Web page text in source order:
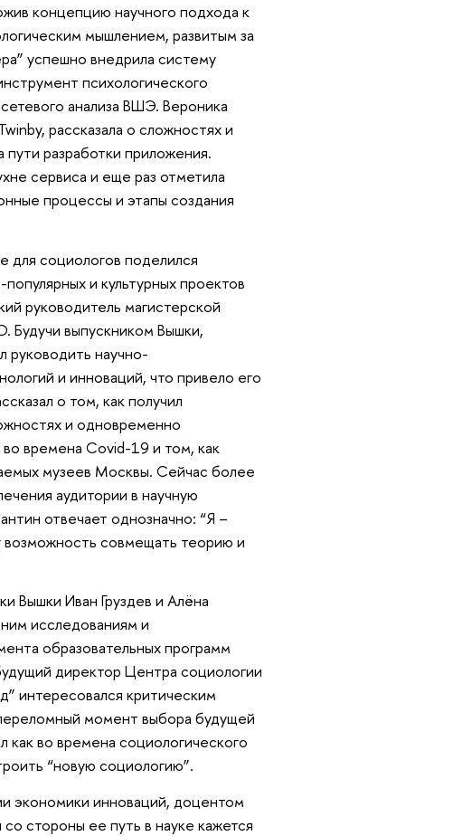
концепцию научного подхода к
мышлением, развитым за
успешно внедрила систему
психологического
анализа ВШЭ. Вероника
рассказала о сложностях и
разработки приложения.
сервиса и еще раз отметила
процессы и этапы создания
для социологов поделился
и культурных проектов
руководитель магистерской
Будучи выпускником Вышки,
руководить научно-
и инноваций, что привело его
о том, как получил
и одновременно
времена Covid-19 и том, как
музеев Москвы. Сейчас более
аудитории в научную
отвечает однозначно: “Я –
возможность совмещать теорию и
Вышки Иван Груздев и Алёна
исследованиям и
образовательных программ
директор Центра социологии
интересовался критическим
момент выбора будущей
во времена социологического
“новую социологию”.
экономики инноваций, доцентом
стороны ее путь в науке кажется